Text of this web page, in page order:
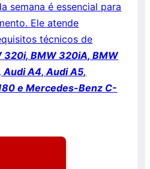
semana é essencial para
Ele atende
técnicos de
320i, BMW 320iA, BMW
Audi A4, Audi A5,
e Mercedes-Benz C-